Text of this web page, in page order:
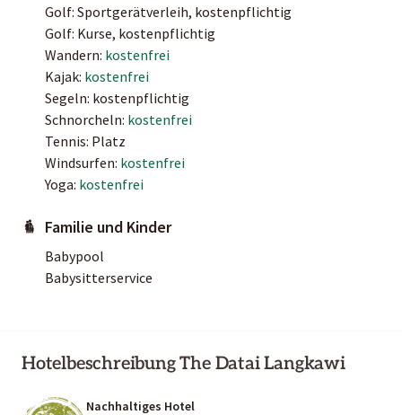
Golf: Sportgerätverleih, kostenpflichtig
Golf: Kurse, kostenpflichtig
Wandern: kostenfrei
Kajak: kostenfrei
Segeln: kostenpflichtig
Schnorcheln: kostenfrei
Tennis: Platz
Windsurfen: kostenfrei
Yoga: kostenfrei
Familie und Kinder
Babypool
Babysitterservice
Hotelbeschreibung The Datai Langkawi
Nachhaltiges Hotel